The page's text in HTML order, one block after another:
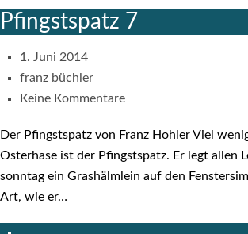
Pfingst­spatz 7
1. Juni 2014
franz büchler
Keine Kommentare
Der Pfingst­spatz von Franz Hoh­ler Viel
Oster­ha­se ist der Pfingst­spatz. Er legt allen
sonn­tag ein Gras­hälm­lein auf den
Art, wie er…